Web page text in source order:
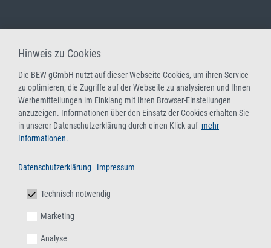
Hinweis zu Cookies
Die BEW gGmbH nutzt auf dieser Webseite Cookies, um ihren Service
zu optimieren, die Zugriffe auf der Webseite zu analysieren und Ihnen
Werbemitteilungen im Einklang mit Ihren Browser-Einstellungen
anzuzeigen. Informationen über den Einsatz der Cookies erhalten Sie
in unserer Datenschutzerklärung durch einen Klick auf mehr
Informationen.
Datenschutzerklärung Impressum
Technisch notwendig
Marketing
Analyse